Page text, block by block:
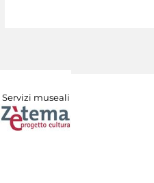
Servizi museali